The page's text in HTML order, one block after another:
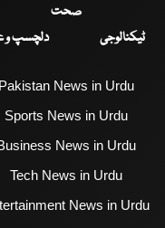
صحت
ٹیکنالوجی
دلچسپ
Pakistan News in Urdu
Sports News in Urdu
News in Urdu
Tech News in Urdu
News in Urdu